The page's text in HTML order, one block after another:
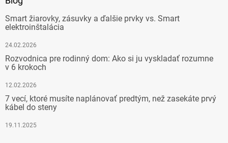
Smart žiarovky, zásuvky a ďalšie prvky vs. Smart
elektroinštalácia
24.02.2026
Rozvodnica pre rodinný dom: Ako si ju vyskladať rozumne
v 6 krokoch
12.02.2026
7 vecí, ktoré musíte naplánovať predtým, než zasekáte prvý
kábel do steny
19.11.2025